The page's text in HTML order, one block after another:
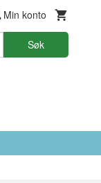
Min konto
Søk